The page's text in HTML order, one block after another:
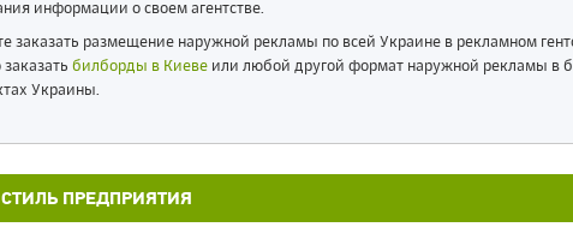
информации о своем агентстве.
заказать размещение наружной рекламы по всей Украине в рекламном
билборды в Киевеили любой другой формат наружной рекламы в
Украины.
ПРЕДПРИЯТИЯ